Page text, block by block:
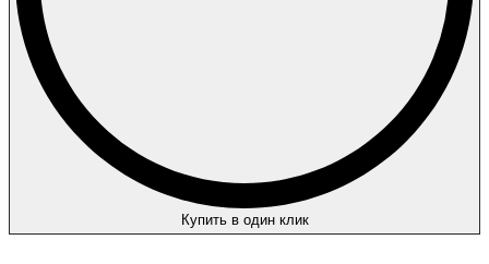
Купить в один клик